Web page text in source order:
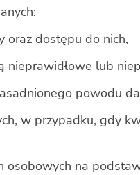
oraz dostępu do nich,
lub
powodu
w przypadku, gdy
na